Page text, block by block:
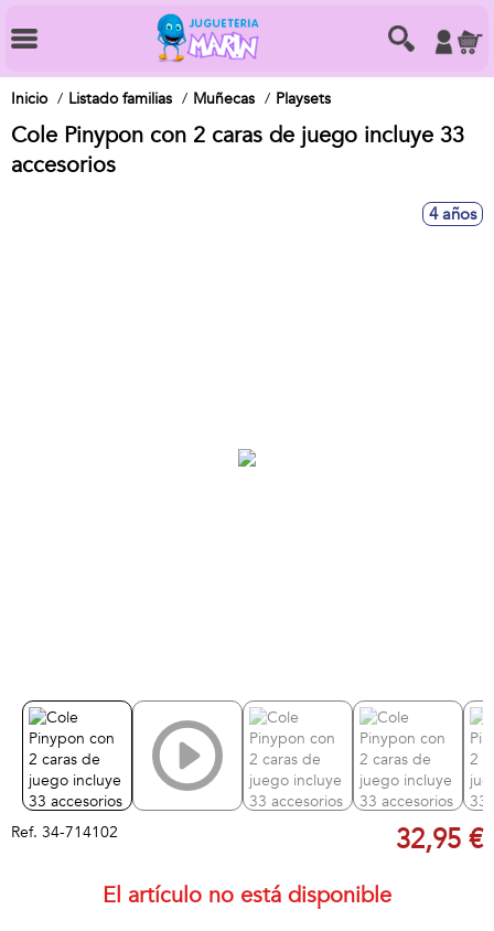
Inicio Listado familias Muñecas Playsets
Cole Pinypon con 2 caras de juego incluye 33
accesorios
4 años
Ref. 34-714102 32,95 €
El artículo no está disponible